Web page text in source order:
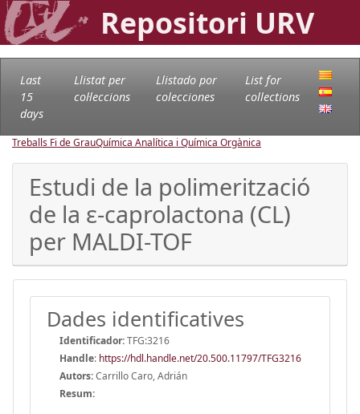
Repositori URV
Last
15
days
Llistat per
col·leccions
Llistado por
colecciones
List for
collections
Treballs Fi de GrauQuímica Analítica i Química Orgànica
Estudi de la polimerització
de la ε-caprolactona (CL)
per MALDI-TOF
Dades identificatives
Identificador:TFG:3216
Handle: https://hdl.handle.net/20.500.11797/TFG3216
Autors:Carrillo Caro, Adrián
Resum: